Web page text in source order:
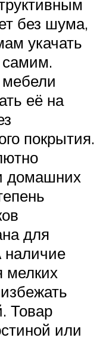
без шума,
укачать
её на
покрытия.
домашних
для
наличие
мелких
Товар
или